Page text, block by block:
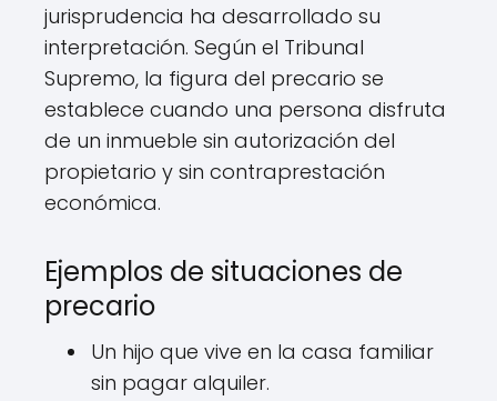
jurisprudencia ha desarrollado su
interpretación. Según el Tribunal
Supremo, la figura del precario se
establece cuando una persona disfruta
de un inmueble sin autorización del
propietario y sin contraprestación
económica.
Ejemplos de situaciones de
precario
Un hijo que vive en la casa familiar
sin pagar alquiler.